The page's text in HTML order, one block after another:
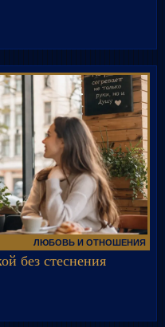
ЛЮБОВЬ И ОТНОШЕНИЯ
без стеснения